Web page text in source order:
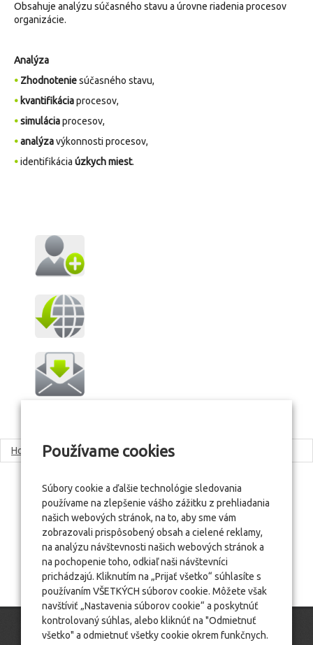
Obsahuje analýzu súčasného stavu a úrovne riadenia procesov
organizácie.
Analýza
• Zhodnoteniesúčasného stavu,
• kvantifikáciaprocesov,
•simuláciaprocesov,
•analýzavýkonnosti procesov,
•identifikácia úzkych miest.
Home Etapy realizácie Analýza
Používame cookies
Súbory cookie a ďalšie technológie sledovania
používame na zlepšenie vášho zážitku z prehliadania
našich webových stránok, na to, aby sme vám
zobrazovali prispôsobený obsah a cielené reklamy,
na analýzu návštevnosti našich webových stránok a
na pochopenie toho, odkiaľ naši návštevníci
prichádzajú. Kliknutím na „Prijať všetko“ súhlasíte s
používaním VŠETKÝCH súborov cookie. Môžete však
navštíviť „Nastavenia súborov cookie“ a poskytnúť
kontrolovaný súhlas, alebo kliknúť na "Odmietnuť
všetko" a odmietnuť všetky cookie okrem funkčnych.